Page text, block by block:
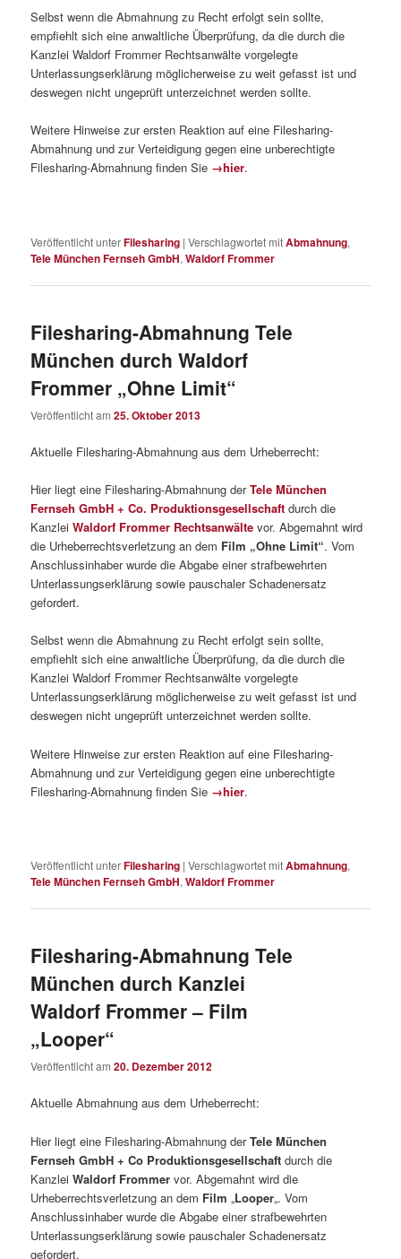
Selbst wenn die Abmahnung zu Recht erfolgt sein sollte,
empfiehlt sich eine anwaltliche Überprüfung, da die durch die
Kanzlei Waldorf Frommer Rechtsanwälte vorgelegte
Unterlassungserklärung möglicherweise zu weit gefasst ist und
deswegen nicht ungeprüft unterzeichnet werden sollte.
Weitere Hinweise zur ersten Reaktion auf eine Filesharing-
Abmahnung und zur Verteidigung gegen eine unberechtigte
Filesharing-Abmahnung finden Sie →hier.
Veröffentlicht unterFilesharing |Verschlagwortet mitAbmahnung,
Tele München Fernseh GmbH,Waldorf Frommer
Filesharing-Abmahnung Tele
München durch Waldorf
Frommer „Ohne Limit“
Veröffentlicht am25. Oktober 2013
Aktuelle Filesharing-Abmahnung aus dem Urheberrecht:
Hier liegt eine Filesharing-Abmahnung derTele München
Fernseh GmbH + Co. Produktionsgesellschaftdurch die
KanzleiWaldorf Frommer Rechtsanwälte vor. Abgemahnt wird
die Urheberrechtsverletzung an dem Film „Ohne Limit“. Vom
Anschlussinhaber wurde die Abgabe einer strafbewehrten
Unterlassungserklärung sowie pauschaler Schadenersatz
gefordert.
Selbst wenn die Abmahnung zu Recht erfolgt sein sollte,
empfiehlt sich eine anwaltliche Überprüfung, da die durch die
Kanzlei Waldorf Frommer Rechtsanwälte vorgelegte
Unterlassungserklärung möglicherweise zu weit gefasst ist und
deswegen nicht ungeprüft unterzeichnet werden sollte.
Weitere Hinweise zur ersten Reaktion auf eine Filesharing-
Abmahnung und zur Verteidigung gegen eine unberechtigte
Filesharing-Abmahnung finden Sie →hier.
Veröffentlicht unterFilesharing |Verschlagwortet mitAbmahnung,
Tele München Fernseh GmbH,Waldorf Frommer
Filesharing-Abmahnung Tele
München durch Kanzlei
Waldorf Frommer – Film
„Looper“
Veröffentlicht am20. Dezember 2012
Aktuelle Abmahnung aus dem Urheberrecht:
Hier liegt eine Filesharing-Abmahnung derTele München
Fernseh GmbH + Co Produktionsgesellschaftdurch die
KanzleiWaldorf Frommer vor. Abgemahnt wird die
Urheberrechtsverletzung an dem Film „Looper„. Vom
Anschlussinhaber wurde die Abgabe einer strafbewehrten
Unterlassungserklärung sowie pauschaler Schadenersatz
gefordert.